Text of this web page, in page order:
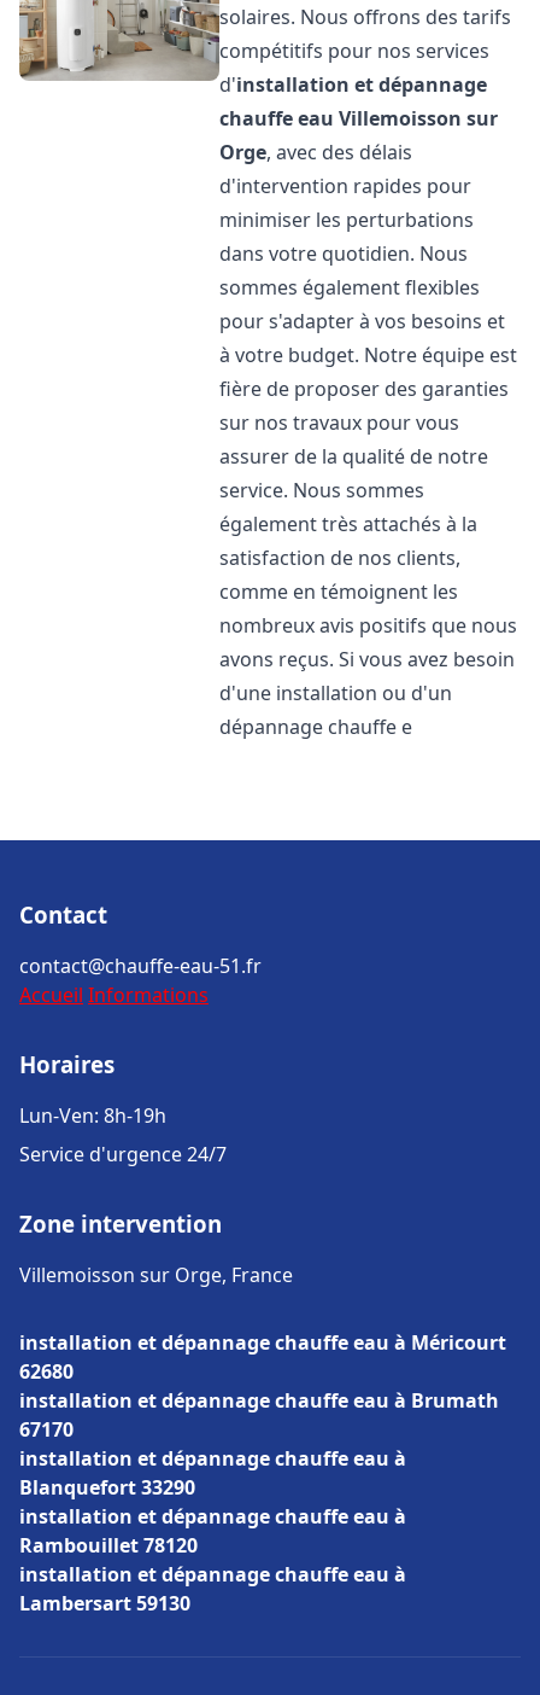
solaires. Nous offrons des tarifs
compétitifs pour nos services
d'installation et dépannage
chauffe eau Villemoisson sur
Orge, avec des délais
d'intervention rapides pour
minimiser les perturbations
dans votre quotidien. Nous
sommes également flexibles
pour s'adapter à vos besoins et
à votre budget. Notre équipe est
fière de proposer des garanties
sur nos travaux pour vous
assurer de la qualité de notre
service. Nous sommes
également très attachés à la
satisfaction de nos clients,
comme en témoignent les
nombreux avis positifs que nous
avons reçus. Si vous avez besoin
d'une installation ou d'un
dépannage chauffe e
Contact
contact@chauffe-eau-51.fr
Accueil Informations
Horaires
Lun-Ven: 8h-19h
Service d'urgence 24/7
Zone intervention
Villemoisson sur Orge, France
installation et dépannage chauffe eau à Méricourt
62680
installation et dépannage chauffe eau à Brumath
67170
installation et dépannage chauffe eau à
Blanquefort 33290
installation et dépannage chauffe eau à
Rambouillet 78120
installation et dépannage chauffe eau à
Lambersart 59130